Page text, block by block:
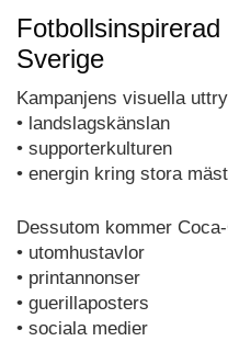
Sverige
Kampanjens visuella
• landslagskänslan
• supporterkulturen
• energin kring stora
Dessutom kommer
• utomhustavlor
• printannonser
• guerillaposters
• sociala medier